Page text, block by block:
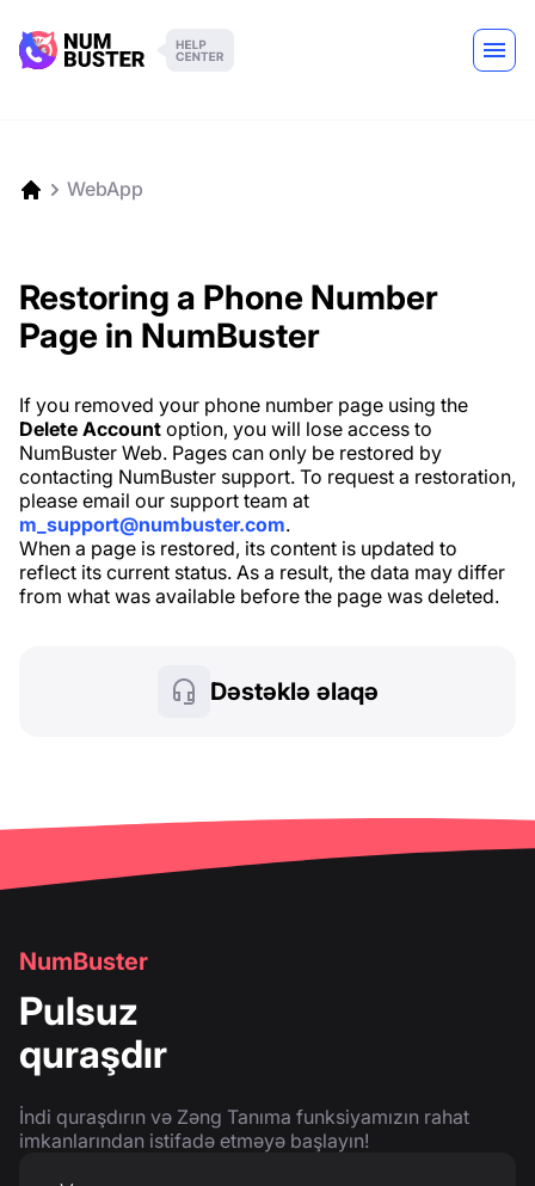
WebApp
Restoring a Phone Number
Page in NumBuster
If you removed your phone number page using the
Delete Account option, you will lose access to
NumBuster Web. Pages can only be restored by
contacting NumBuster support. To request a restoration,
please email our support team at
m_support@numbuster.com.
When a page is restored, its content is updated to
reflect its current status. As a result, the data may differ
from what was available before the page was deleted.
Dəstəklə əlaqə
NumBuster
Pulsuz
quraşdır
İndi quraşdırın və Zəng Tanıma funksiyamızın rahat
imkanlarından istifadə etməyə başlayın!